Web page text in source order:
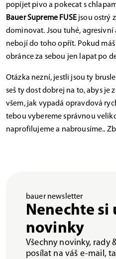
popíjet pivo a pokecat s
Bauer Supreme FUSEjsou ostrý
dominovat. Jsou tuhé, agresivní
nebojí do toho opřít. Pokud
obránce za sebou jen lapat po
Otázka nezní, jestli jsou ty
seš ty dost dobrej na to, abys je
všem, jak vypadá opravdová
tebou vybereme správnou
naprofilujeme a nabrousíme..
bauer newsletter
Nenechte si
novinky
Všechny novinky, rady
posílat na váš e-mail,